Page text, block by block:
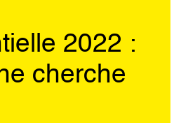
2022 :
cherche